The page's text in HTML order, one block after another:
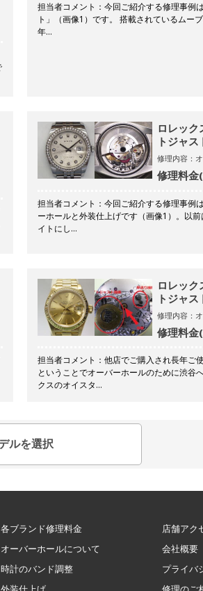
担当者コメント：今回ご紹介する修理事例
ト」（画像1）です。 搭載されているムー
年…
ロレック
トジャ
修理内容：
修理料金
担当者コメント：今回ご紹介する修理事例
ーホールと外装仕上げです（画像1）。以
イトにし…
ロレック
トジャ
修理内容：
修理料金
担当者コメント：他店でご購入され長年ご
ということでオーバーホールのために渋谷
クスのオイスタ…
各ブランド修理料金
オーバーホールについて
時計のバンド調整
店舗アク
会社概要
プライバ